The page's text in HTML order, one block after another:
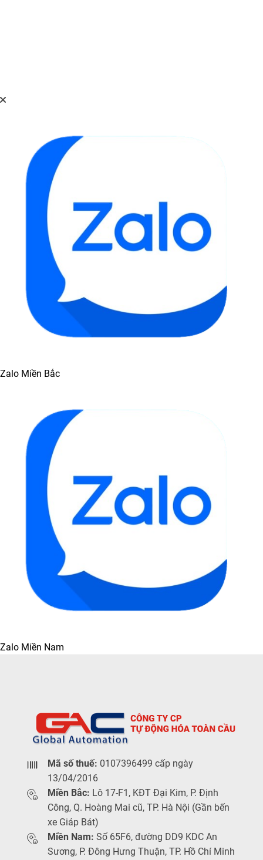
Zalo Miền Bắc
Zalo Miền Nam
Mã số thuế: 0107396499 cấp ngày
13/04/2016
Miền Bắc: Lô 17-F1, KĐT Đại Kim, P. Định
Công, Q. Hoàng Mai cũ, TP. Hà Nội (Gần bến
xe Giáp Bát)
Miền Nam: Số 65F6, đường DD9 KDC An
Sương, P. Đông Hưng Thuận, TP. Hồ Chí Minh